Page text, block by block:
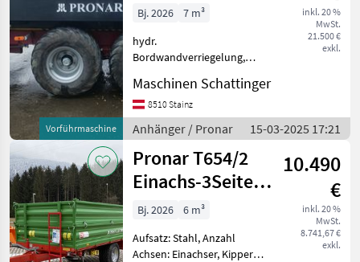
Vorführmaschine
inkl. 20 %
MwSt.
21.500 €
exkl.
Bj. 2026
7 m³
hydr.
Bordwandverriegelung,
Stützfuß Pronar
Baumuldenkipper T 679/4
mn mit hydr. Heckklappe
und integrierte
Auffahrrampen. Anhänger
hat inte
Maschinen Schattinger
8510 Stainz
Anhänger / Pronar 15-03-2025 17:21
Pronar T654/2
Einachs-3Seiten-
Kipper mit hydr.
Bremse
10.490
€
inkl. 20 %
MwSt.
8.741,67 €
exkl.
Bj. 2026
6 m³
Aufsatz: Stahl, Anzahl
Achsen: Einachser, Kipper-